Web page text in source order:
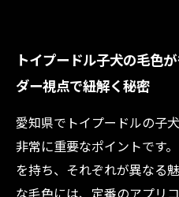
トイプードル子犬の毛色
ダー視点で紐解く秘密
愛知県でトイプードルの子
非常に重要なポイントです
を持ち、それぞれが異なる
な毛色には、定番のアプリ